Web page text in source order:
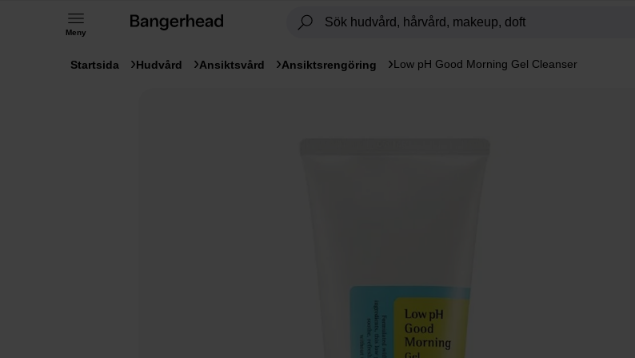
Meny
Startsida Hudvård Ansiktsvård Ansiktsrengöring Low pH Good Morning Gel Cleanser